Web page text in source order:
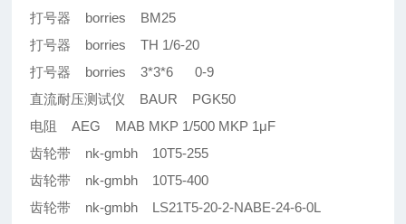
打号器 borries BM25
打号器 borries TH 1/6-20
打号器 borries 3*3*6 0-9
直流耐压测试仪 BAUR PGK50
电阻 AEG MAB MKP 1/500 MKP 1μF
齿轮带 nk-gmbh 10T5-255
齿轮带 nk-gmbh 10T5-400
齿轮带 nk-gmbh LS21T5-20-2-NABE-24-6-0L